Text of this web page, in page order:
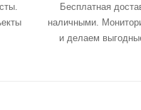
Бесплатная
наличными.
и делаем